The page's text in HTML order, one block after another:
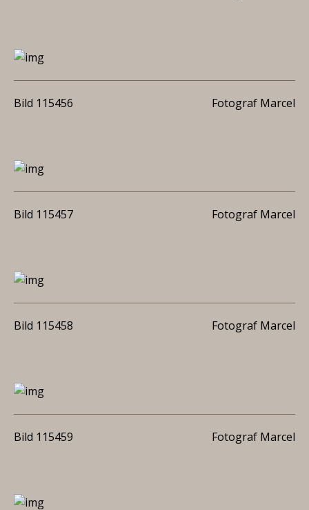
Bild 115456 Fotograf Marcel
Bild 115457 Fotograf Marcel
Bild 115458 Fotograf Marcel
Bild 115459 Fotograf Marcel